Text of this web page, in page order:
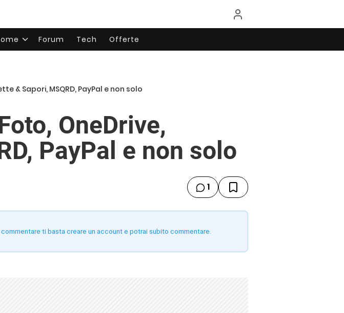
Forum Tech Offerte
& Sapori, MSQRD, PayPal e non solo
OneDrive,
PayPal e non solo
1
ti basta creare un account e potrai subito commentare.